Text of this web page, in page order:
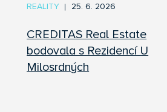
CREDITAS Real Estate
bodovala s Rezidencí U
Milosrdných
25. 6. 2026
REALITY